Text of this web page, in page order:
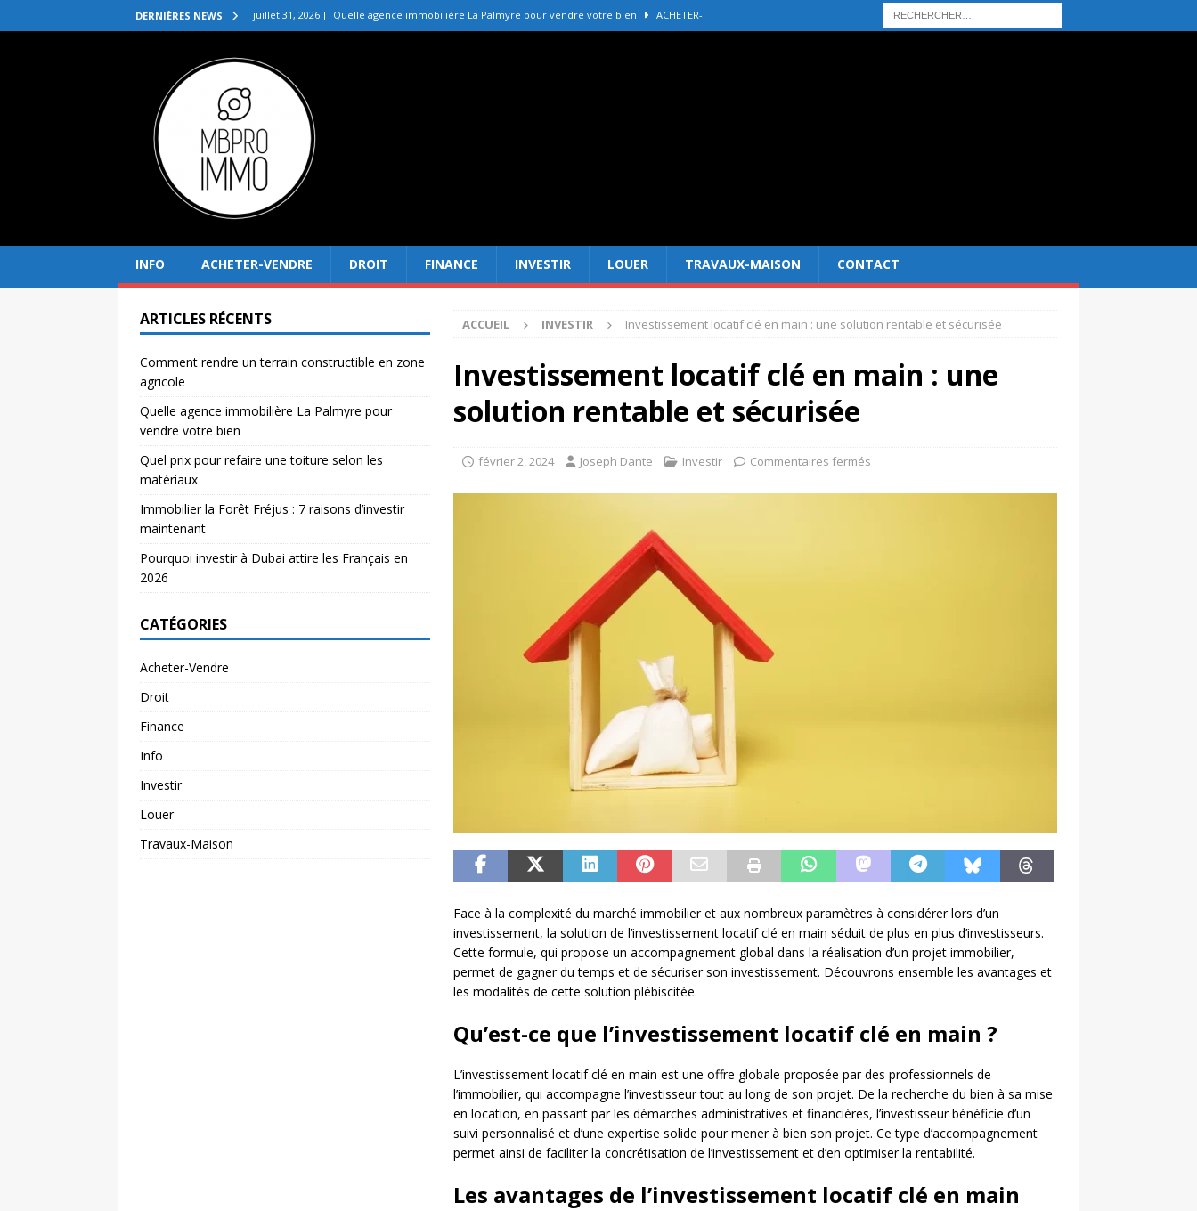
DERNIÈRES NEWS [ juillet 31, 2026 ] Quelle agence immobilière La Palmyre pour vendre votre bien ACHETER-
[ juillet 27, 2026 ]
[ juillet 23, 2026 ]
[ juillet 19, 2026 ]
[ août 4, 2026 ]
INFO ACHETER-VENDRE DROIT FINANCE INVESTIR LOUER TRAVAUX-MAISON CONTACT
ACCUEIL INVESTIR Investissement locatif clé en main : une solution rentable et sécurisée
Investissement locatif clé en main : une
solution rentable et sécurisée
février 2, 2024 Joseph Dante Investir Commentaires fermés
Face à la complexité du marché immobilier et aux nombreux paramètres à considérer lors d’un
investissement, la solution de l’investissement locatif clé en main séduit de plus en plus d’investisseurs.
Cette formule, qui propose un accompagnement global dans la réalisation d’un projet immobilier,
permet de gagner du temps et de sécuriser son investissement. Découvrons ensemble les avantages et
les modalités de cette solution plébiscitée.
Qu’est-ce que l’investissement locatif clé en main ?
L’investissement locatif clé en main est une offre globale proposée par des professionnels de
l’immobilier, qui accompagne l’investisseur tout au long de son projet. De la recherche du bien à sa mise
en location, en passant par les démarches administratives et financières, l’investisseur bénéficie d’un
suivi personnalisé et d’une expertise solide pour mener à bien son projet. Ce type d’accompagnement
permet ainsi de faciliter la concrétisation de l’investissement et d’en optimiser la rentabilité.
Les avantages de l’investissement locatif clé en main
ARTICLES RÉCENTS
Comment rendre un terrain constructible en zone
agricole
Quelle agence immobilière La Palmyre pour
vendre votre bien
Quel prix pour refaire une toiture selon les
matériaux
Immobilier la Forêt Fréjus : 7 raisons d’investir
maintenant
Pourquoi investir à Dubai attire les Français en
2026
CATÉGORIES
Acheter-Vendre
Droit
Finance
Info
Investir
Louer
Travaux-Maison